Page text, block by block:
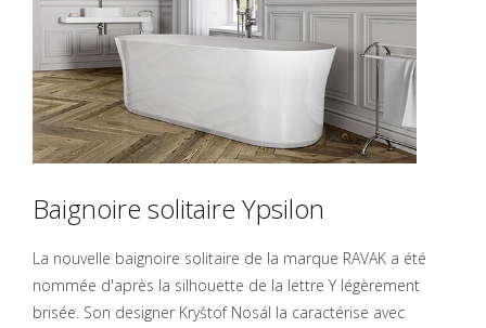
Baignoire solitaire Ypsilon
La nouvelle baignoire solitaire de la marque RAVAK a été
nommée d'après la silhouette de la lettre Y légèrement
brisée. Son designer Kryštof Nosál la caractérise avec